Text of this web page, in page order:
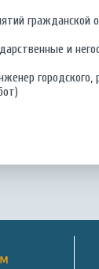
гражданской
и
городского,